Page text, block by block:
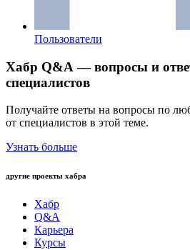
Пользователи
Хабр Q&A — вопросы и
специалистов
Получайте ответы на вопросы по
от специалистов в этой теме.
Узнать больше
другие проекты хабра
Хабр
Q&A
Карьера
Курсы